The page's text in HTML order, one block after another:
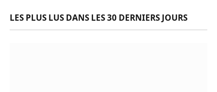
LES PLUS LUS DANS LES 30 DERNIERS JOURS